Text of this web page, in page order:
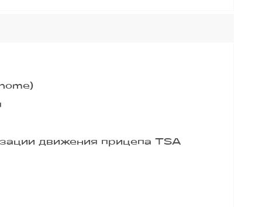
движения прицепа TSA